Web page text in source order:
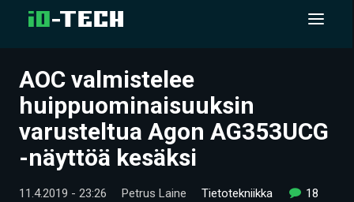
UUTISET
ARTIKKELIT
VIDEOT
TECHBBS
AOC valmistelee
huippuominaisuuksin
varusteltua Agon AG353UCG
-näyttöä kesäksi
11.4.2019 - 23:26 Petrus Laine Tietotekniikka 18